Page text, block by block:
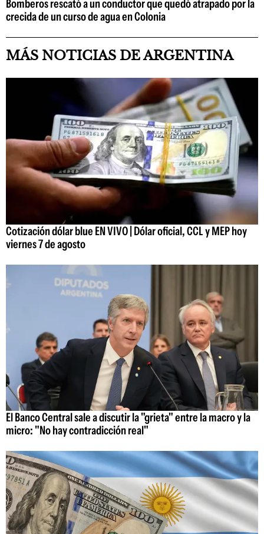
Bomberos rescató a un conductor que quedó atrapado por la
crecida de un curso de agua en Colonia
MÁS NOTICIAS DE ARGENTINA
Cotización dólar blue EN VIVO | Dólar oficial, CCL y MEP hoy
viernes 7 de agosto
El Banco Central sale a discutir la "grieta" entre la macro y la
micro: "No hay contradicción real"